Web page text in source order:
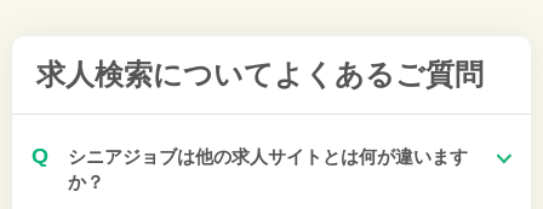
求人検索について よくあるご質問
Q
シニアジョブは他の求人サイトとは何が違います
か？